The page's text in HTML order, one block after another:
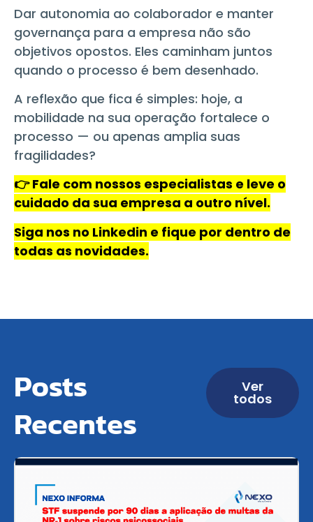
Dar autonomia ao colaborador e manter
governança para a empresa não são
objetivos opostos. Eles caminham juntos
quando o processo é bem desenhado.
A reflexão que fica é simples: hoje, a
mobilidade na sua operação fortalece o
processo — ou apenas amplia suas
fragilidades?
👉 Fale com nossos especialistas e leve o
cuidado da sua empresa a outro nível.
Siga nos no Linkedin e fique por dentro de
todas as novidades.
Posts
Recentes
Ver
todos